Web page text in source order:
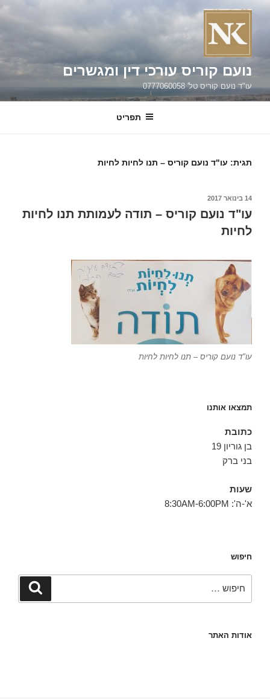
דילוג
נועם קוריס עורכי דין ומגשרים
עו"ד נועם קוריס טל' 0777060058
תפריט
תגית: עו"ד נועם קוריס – תנו לחיות לחיות
פורסם
14 בינואר 2017
עו"ד נועם קוריס – תודה לעמותת תנו לחיות
לחיות
עו"ד נועם קוריס – תנו לחיות לחיות
תמצאו אותנו
כתובת
בן גוריון 19
בני ברק
שעות
א'-ה': 8:30AM-6:00PM
חיפוש
חיפוש
אודות האתר